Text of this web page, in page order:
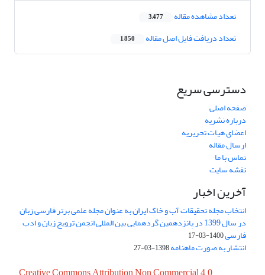
تعداد مشاهده مقاله 3,477
تعداد دریافت فایل اصل مقاله 1,850
دسترسی سریع
صفحه اصلی
درباره نشریه
اعضای هیات تحریریه
ارسال مقاله
تماس با ما
نقشه سایت
آخرین اخبار
انتخاب مجله تحقیقات آب و خاک ایران به عنوان مجله علمی برتر فارسی زبان
در سال 1399 در پانزدهمین گردهمایی بین المللی انجمن ترویج زبان و ادب
فارسی1400-03-17
انتشار به صورت ماهنامه1398-03-27